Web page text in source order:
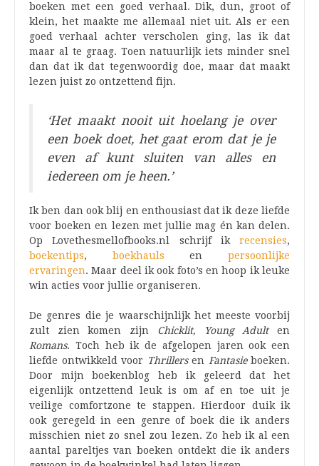
boeken met een goed verhaal. Dik, dun, groot of
klein, het maakte me allemaal niet uit. Als er een
goed verhaal achter verscholen ging, las ik dat
maar al te graag. Toen natuurlijk iets minder snel
dan dat ik dat tegenwoordig doe, maar dat maakt
lezen juist zo ontzettend fijn.
‘Het maakt nooit uit hoelang je over
een boek doet, het gaat erom dat je je
even af kunt sluiten van alles en
iedereen om je heen.’
Ik ben dan ook blij en enthousiast dat ik deze liefde
voor boeken en lezen met jullie mag én kan delen.
Op Lovethesmellofbooks.nl schrijf ik recensies,
boekentips, boekhauls enpersoonlijke
ervaringen. Maar deel ik ook foto’s en hoop ik leuke
win acties voor jullie organiseren.
De genres die je waarschijnlijk het meeste voorbij
zult zien komen zijn Chicklit, Young Adulten
Romans. Toch heb ik de afgelopen jaren ook een
liefde ontwikkeld voor Thrillersen Fantasieboeken.
Door mijn boekenblog heb ik geleerd dat het
eigenlijk ontzettend leuk is om af en toe uit je
veilige comfortzone te stappen. Hierdoor duik ik
ook geregeld in een genre of boek die ik anders
misschien niet zo snel zou lezen. Zo heb ik al een
aantal pareltjes van boeken ontdekt die ik anders